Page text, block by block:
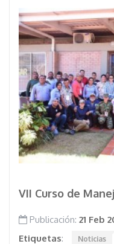
VII Curso de
Publicación: 21 Feb
Etiquetas: Noticias